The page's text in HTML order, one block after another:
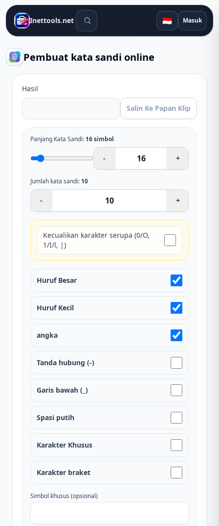
Inettools.net Alat pencarian 🇮🇩 Masuk
Pembuat kata sandi online
Hasil
Salin Ke Papan Klip
Panjang Kata Sandi: 16simbol
- +
Jumlah kata sandi: 10
- +
Kecualikan karakter serupa (0/O,
1/I/l, |)
Huruf Besar
Huruf Kecil
angka
Tanda hubung (-)
Garis bawah (_)
Spasi putih
Karakter Khusus
Karakter braket
Simbol khusus (opsional)